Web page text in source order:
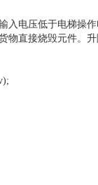
入电压低于电梯操
物直接烧毁元件。